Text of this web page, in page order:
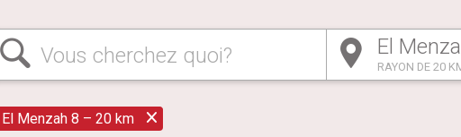
Vous cherchez quoi? RAYON DE 20
El Menzah 8 – 20 km